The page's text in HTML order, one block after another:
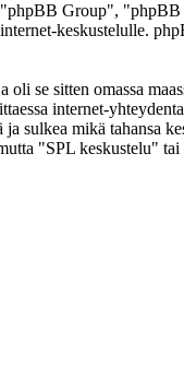
Group",
keskustelulle.
se sitten omassa
internet-
sulkea mikä tahansa
"SPL keskustelu"